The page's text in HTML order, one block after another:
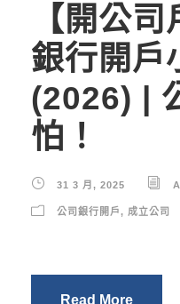
【開公
銀行開戶
(2026) |
怕！
31 3 月, 2025
公司銀行開戶, 成立公司
Read More